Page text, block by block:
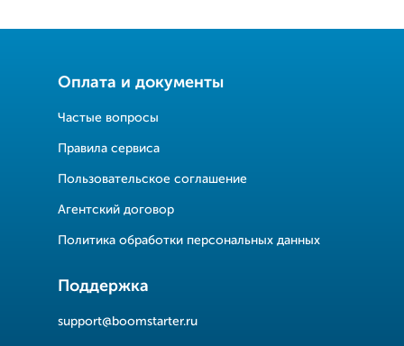
Оплата и документы
Частые вопросы
Правила сервиса
Пользовательское соглашение
Агентский договор
Политика обработки персональных данных
Поддержка
support@boomstarter.ru